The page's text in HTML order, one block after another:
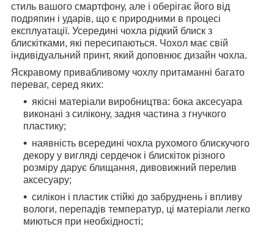
стиль вашого смартфону, але і оберігає його від
подряпин і ударів, що є природними в процесі
експлуатації. Усередині чохла рідкий блиск з
блискітками, які пересипаються. Чохол має свій
індивідуальний принт, який доповнює дизайн чохла.
Яскравому привабливому чохлу притаманні багато
переваг, серед яких:
якісні матеріали виробництва: бока аксесуара
виконані з силікону, задня частина з гнучкого
пластику;
наявність всередині чохла рухомого блискучого
декору у вигляді сердечок і блискіток різного
розміру дарує блищання, дивовижний перелив
аксесуару;
силікон і пластик стійкі до забруднень і впливу
вологи, перепадів температур, ці матеріали легко
миються при необхідності;